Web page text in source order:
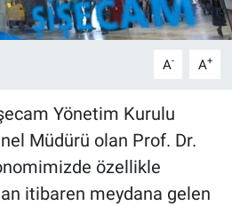
A- A+
Yönetim Kurulu
Müdürü olan Prof. Dr.
özellikle
itibaren meydana gelen